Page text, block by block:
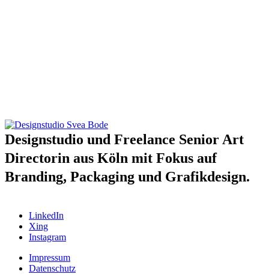
Designstudio und Freelance Senior Art
Directorin aus Köln mit Fokus auf
Branding, Packaging und Grafikdesign.
LinkedIn
Xing
Instagram
Impressum
Datenschutz